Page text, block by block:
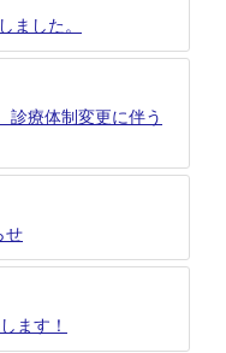
ました。
診療体制変更に伴う
せ
ます！